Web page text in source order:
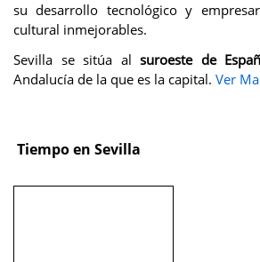
su desarrollo tecnológico y
cultural inmejorables.
Sevilla se sitúa al suroeste de
Andalucía de la que es la capital. Ver
Tiempo en Sevilla